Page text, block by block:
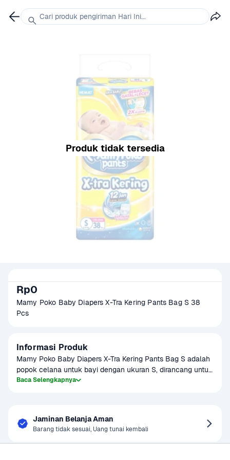
Produk tidak tersedia
Rp0
Mamy Poko Baby Diapers X-Tra Kering Pants Bag S 38
Pcs
Informasi Produk
Mamy Poko Baby Diapers X-Tra Kering Pants Bag S adalah
popok celana untuk bayi dengan ukuran S, dirancang untuk
memberikan kenyamanan maksimal dan perlindungan dari
memberikan perlindungan ekstra dengan daya serap tinggi.
Baca Selengkapnya
Jaminan Belanja Aman
Barang tidak sesuai, Uang tunai kembali
Cari produk pengiriman Hari Ini...